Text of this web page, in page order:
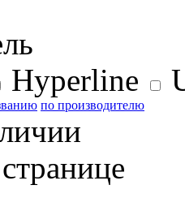
Hyperline
по производителю